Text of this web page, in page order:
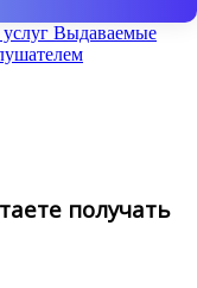
Выдаваемые
получать